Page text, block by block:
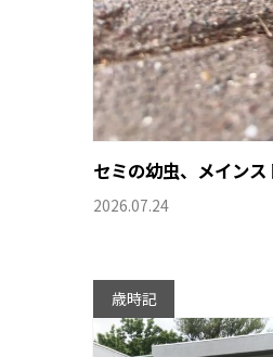
セミの幼虫、メインス
2026.07.24
歳時記